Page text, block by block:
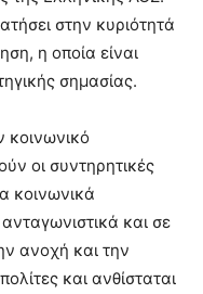
στην κυριότητά
η οποία είναι
σημασίας.
κοινωνικό
οι συντηρητικές
κοινωνικά
και σε
ανοχή και την
και ανθίσταται